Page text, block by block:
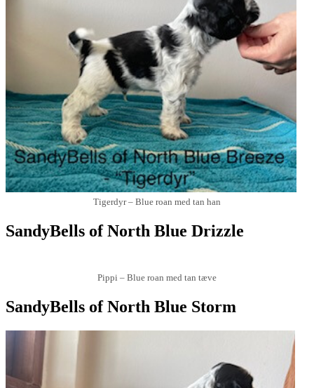
Tigerdyr – Blue roan med tan han
SandyBells of North Blue Drizzle
Pippi – Blue roan med tan tæve
SandyBells of North Blue Storm